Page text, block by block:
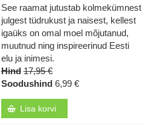
See raamat jutustab kolmekümnest
julgest tüdrukust ja naisest, kellest
igaüks on omal moel mõjutanud,
muutnud ning inspireerinud Eesti
elu ja inimesi.
Hind 17,95 €
Soodushind 6,99 €
Lisa korvi